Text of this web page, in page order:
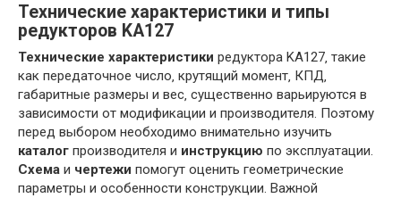
Технические характеристики и типы
редукторов KA127
Технические характеристики редуктора KA127‚ такие
как передаточное число‚ крутящий момент‚ КПД‚
габаритные размеры и вес‚ существенно варьируются в
зависимости от модификации и производителя. Поэтому
перед выбором необходимо внимательно изучить
каталог производителя и инструкцию по эксплуатации.
Схема и чертежи помогут оценить геометрические
параметры и особенности конструкции. Важной